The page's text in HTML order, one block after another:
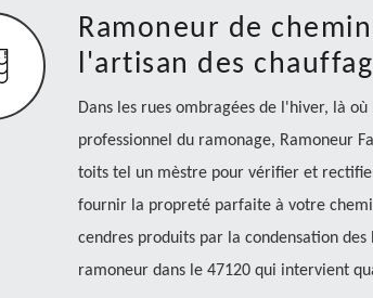
Ramoneur de
l'artisan des
Dans les rues ombragées de l'hiver, là
professionnel du ramonage, Ramoneur
toits tel un mèstre pour vérifier et
fournir la propreté parfaite à votre
cendres produits par la condensation des
ramoneur dans le 47120 qui intervient